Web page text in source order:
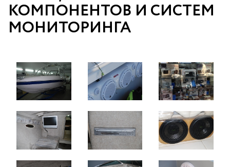
КОМПОНЕНТОВ И СИСТЕМ
МОНИТОРИНГА